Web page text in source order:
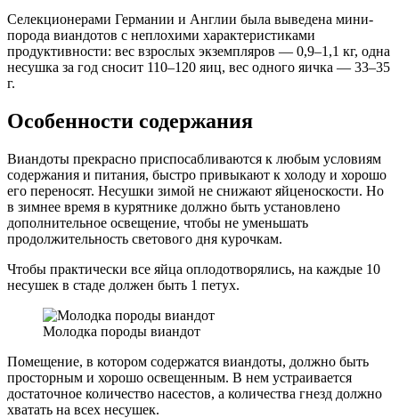
Селекционерами Германии и Англии была выведена мини-
порода виандотов с неплохими характеристиками
продуктивности: вес взрослых экземпляров — 0,9–1,1 кг, одна
несушка за год сносит 110–120 яиц, вес одного яичка — 33–35
г.
Особенности содержания
Виандоты прекрасно приспосабливаются к любым условиям
содержания и питания, быстро привыкают к холоду и хорошо
его переносят. Несушки зимой не снижают яйценоскости. Но
в зимнее время в курятнике должно быть установлено
дополнительное освещение, чтобы не уменьшать
продолжительность светового дня курочкам.
Чтобы практически все яйца оплодотворялись, на каждые 10
несушек в стаде должен быть 1 петух.
Молодка породы виандот
Помещение, в котором содержатся виандоты, должно быть
просторным и хорошо освещенным. В нем устраивается
достаточное количество насестов, а количества гнезд должно
хватать на всех несушек.